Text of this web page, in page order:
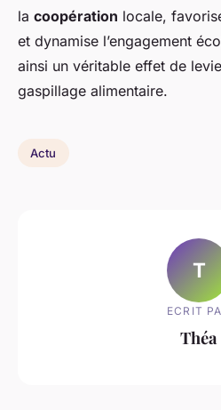
la coopération locale,
et dynamise l’engagement
ainsi un véritable effet de
gaspillage alimentaire.
Actu
T
ECRIT
Théa